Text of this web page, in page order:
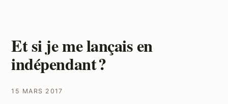
Et si je me lançais en
indépendant ?
15 MARS 2017